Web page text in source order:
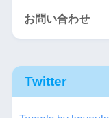
お問い合わせ
Twitter